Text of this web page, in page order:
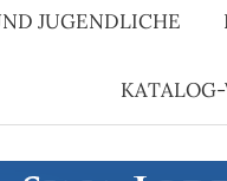
JUGENDLICHE